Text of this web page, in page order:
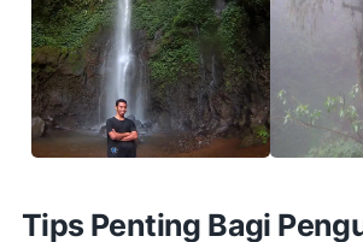
Tips Penting Bagi